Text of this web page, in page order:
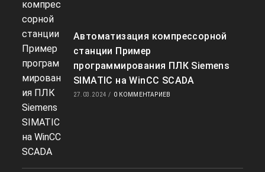
Автоматизация компрессорной
станции Пример
программирования ПЛК Siemens
SIMATIC на WinCC SCADA
27.03.2024 / 0 КОММЕНТАРИЕВ